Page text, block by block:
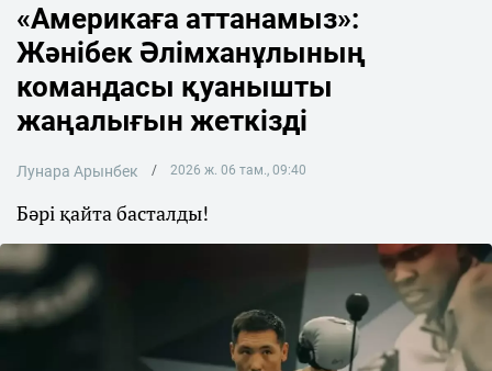
«Америкаға аттанамыз»:
Жәнібек Әлімханұлының
командасы қуанышты
жаңалығын жеткізді
Лунара Арынбек 2026 ж. 06 там., 09:40
Бәрі қайта басталды!